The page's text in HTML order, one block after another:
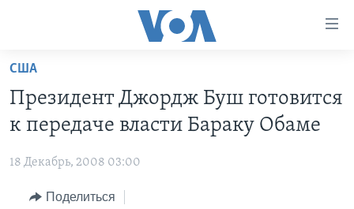
Перейти
основной
контент
Перейти
навигации
ПРОГРАММЫ
НОВОСТИ ЗА МИНУТУ
ИТОГИ
ПРОЕКТЫ
УЧИМ АНГЛИЙСКИЙ
НАША АМЕРИКАНСКАЯ ИСТОРИЯ
ЭКСПЕРТИЗА
ИНТЕРВЬЮ
США
Президент Джордж Буш готовится
к передаче власти Бараку Обаме
18 Декабрь, 2008 03:00
Поделиться